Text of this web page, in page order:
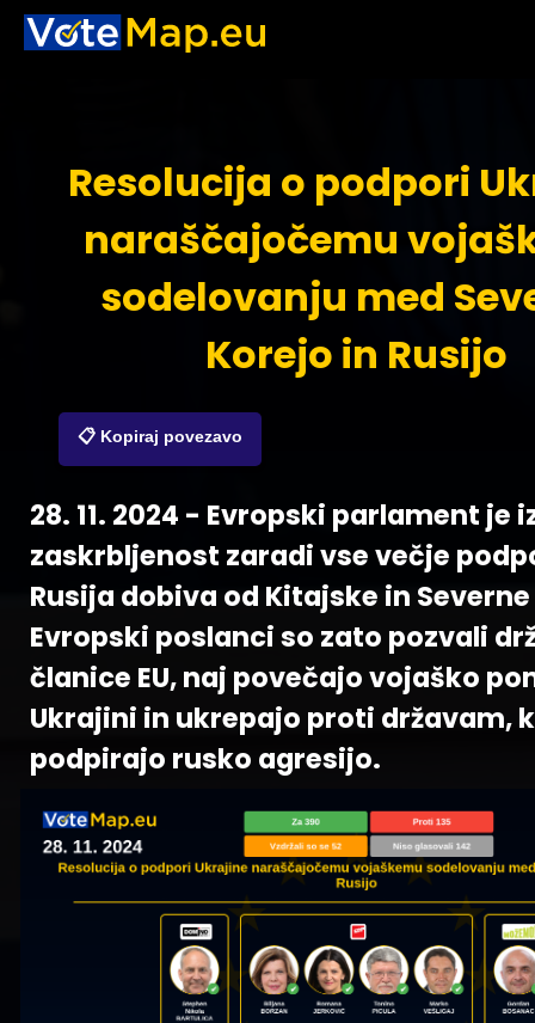
Resolucija o podpori
naraščajočemu
sodelovanju med
Korejo in Rusijo
📋 Kopiraj povezavo
28. 11. 2024 - Evropski parlament je
zaskrbljenost zaradi vse večje
Rusija dobiva od Kitajske in
Evropski poslanci so zato pozvali
članice EU, naj povečajo vojaško
Ukrajini in ukrepajo proti državam,
podpirajo rusko agresijo.